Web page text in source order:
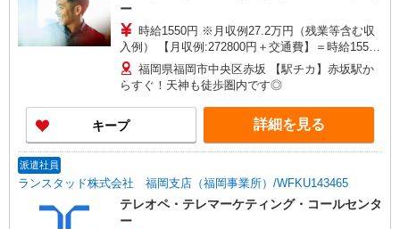
ー
時給1550円 ※月収例27.2万円（残業等含む収
入例） 【月収例:272800円＋交通費】＝時給1550
円×8時間×22日勤務の場合 ★3ヶ月ご在籍でお祝
い金5万もGET！他の手当も♪（規定あり） ※交通
費実費支給／当社規定あり。 研修時給1550円 ※1
ヶ月、9-18時、土日休み
福岡県福岡市中央区赤坂 【駅チカ】赤坂駅か
らすぐ！天神も徒歩圏内です◎
キープ 詳細を見る
派遣社員
ランスタッド株式会社 福岡支店（福岡事業所）/WFKU143465
テレオペ・テレマーケティング・コールセンタ
ー